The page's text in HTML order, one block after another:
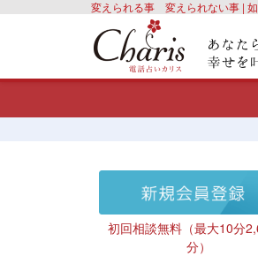
変えられる事 変えられない事 |
初回相談無料（最大10分
分）